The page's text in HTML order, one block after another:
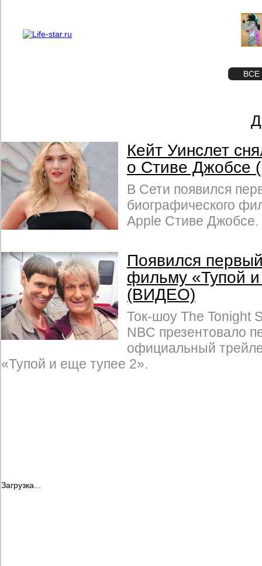
ВСЕ
Кейт Уинслет
о Стиве Джобсе
В Сети появился
биографического
Apple Стиве Джобсе.
Появился
фильму «Тупой
(ВИДЕО)
Ток-шоу The Tonight
NBC презентовало
официальный
«Тупой и еще тупее 2».
Загрузка...